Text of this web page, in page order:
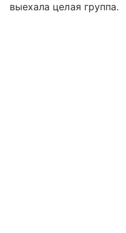
выехала целая группа.